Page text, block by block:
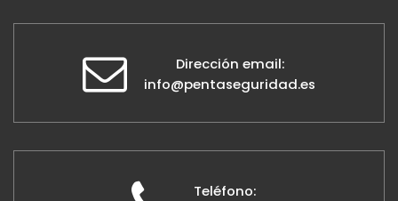
Dirección email:
info@pentaseguridad.es
Teléfono: